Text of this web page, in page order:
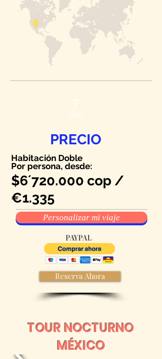
7
Días
PRECIO
Por persona, desde:
Habitación Doble
$6´720.000 cop /
€1.335
Personalizar mi viaje
PAYPAL
Reserva Ahora
TOUR NOCTURNO
MÉXICO